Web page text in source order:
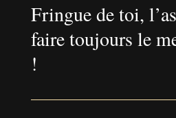
Fringue de toi,
faire toujours le
!